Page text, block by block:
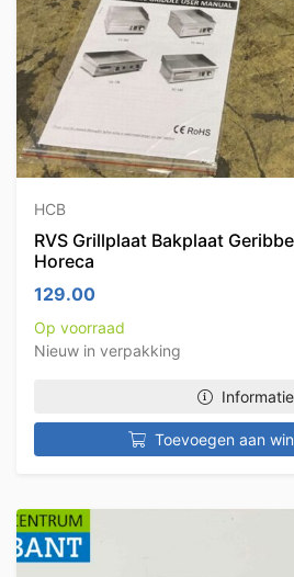
HCB
RVS Grillplaat Bakplaat
Horeca
129.00
Op voorraad
Nieuw in verpakking
Informatie
Toevoegen aan